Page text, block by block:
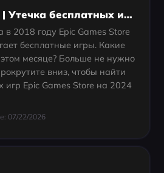
[Обновляется] | Утечка бесплатных игр Epic Games Store 2024
в 2018 году Epic Games Store
бесплатные игры. Какие
месяце? Больше не нужно
вниз, чтобы найти
игр Epic Games Store на 2024
07/22/2026